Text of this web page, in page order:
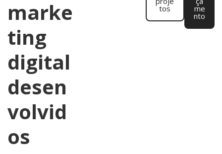
marke
ting
digital
desen
volvid
os
tos me
nto